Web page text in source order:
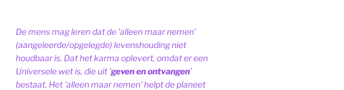
De mens mag leren dat de 'alleen maar nemen'
(aangeleerde/opgelegde) levenshouding niet
houdbaar is. Dat het karma oplevert, omdat er een
Universele wet is, die uit 'geven en ontvangen'
bestaat. Het 'alleen maar nemen' helpt de planeet